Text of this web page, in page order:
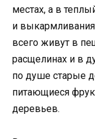
местах, а в
и
всего живут в
расщелинах и в
по душе старые
питающиеся
деревьев.